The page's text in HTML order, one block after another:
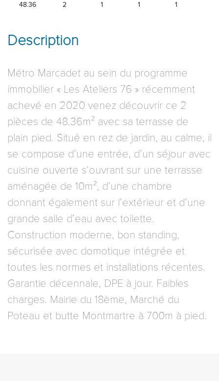
48.36 2 1 1 1
Description
Métro Marcadet au sein du programme
immobilier « Les Ateliers 76 » récemment
achevé en 2020 venez découvrir ce 2
pièces de 48.36m² avec sa terrasse de
plain pied. Situé en rez de jardin, au calme, il
se compose d’une entrée, d’un séjour avec
cuisine ouverte s’ouvrant sur une terrasse
aménagée de 10m², d’une chambre
donnant également sur l’extérieur et d’une
grande salle d’eau avec toilette.
Construction moderne, bon standing,
sécurisée avec domotique intégrée et
toutes les normes et installations récentes.
Garantie décennale, DPE à jour. Faibles
charges. Mairie du 18ème, Marché du
Poteau et butte Montmartre à 700m à pied.